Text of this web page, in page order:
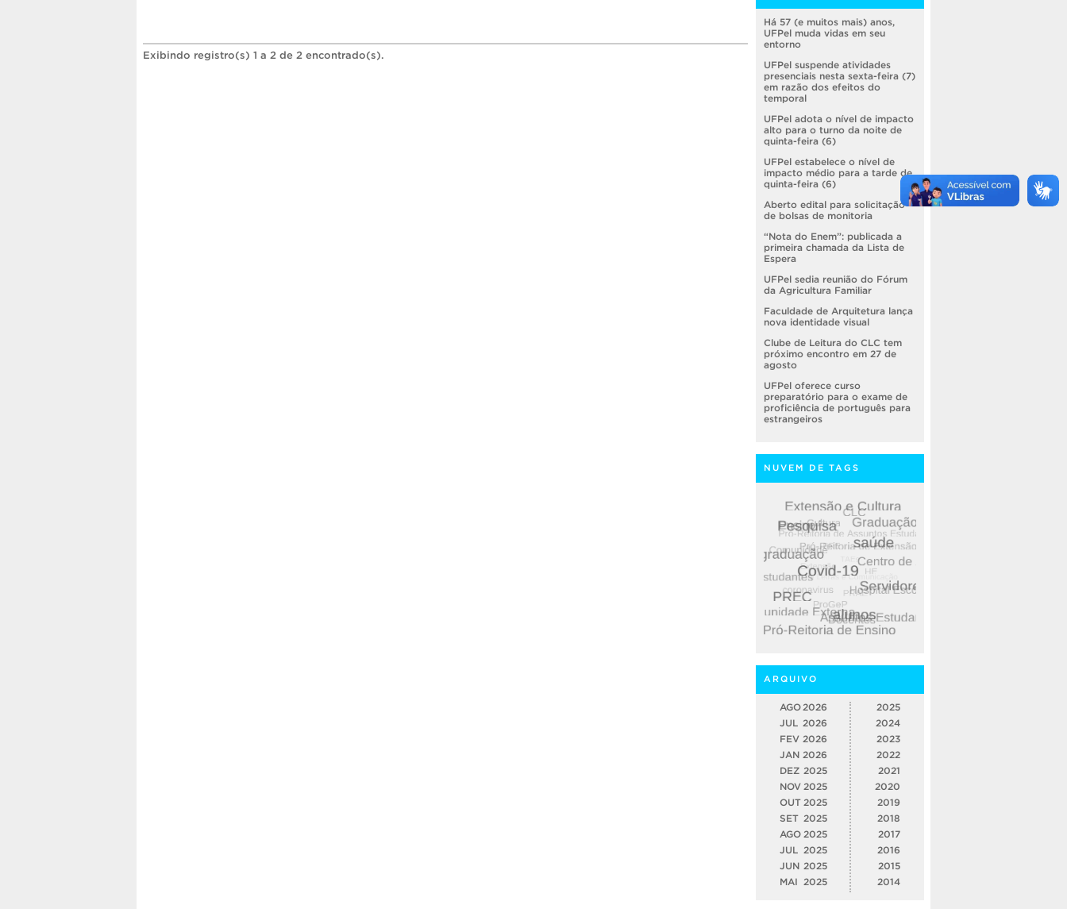
Exibindo registro(s) 1 a 2 de 2 encontrado(s).
Há 57 (e muitos mais) anos,
UFPel muda vidas em seu
entorno
UFPel suspende atividades
presenciais nesta sexta-feira (7)
em razão dos efeitos do
temporal
UFPel adota o nível de impacto
alto para o turno da noite de
quinta-feira (6)
UFPel estabelece o nível de
impacto médio para a tarde de
quinta-feira (6)
Aberto edital para solicitação
de bolsas de monitoria
“Nota do Enem”: publicada a
primeira chamada da Lista de
Espera
UFPel sedia reunião do Fórum
da Agricultura Familiar
Faculdade de Arquitetura lança
nova identidade visual
Clube de Leitura do CLC tem
próximo encontro em 27 de
agosto
UFPel oferece curso
preparatório para o exame de
proficiência de português para
estrangeiros
NUVEM DE TAGS
ARQUIVO
AGO 2026
JUL 2026
FEV 2026
JAN 2026
DEZ 2025
NOV 2025
OUT 2025
SET 2025
AGO 2025
JUL
2025
JUN 2025
MAI
2025
2025
2024
2023
2022
2021
2020
2019
2018
2017
2016
2015
2014